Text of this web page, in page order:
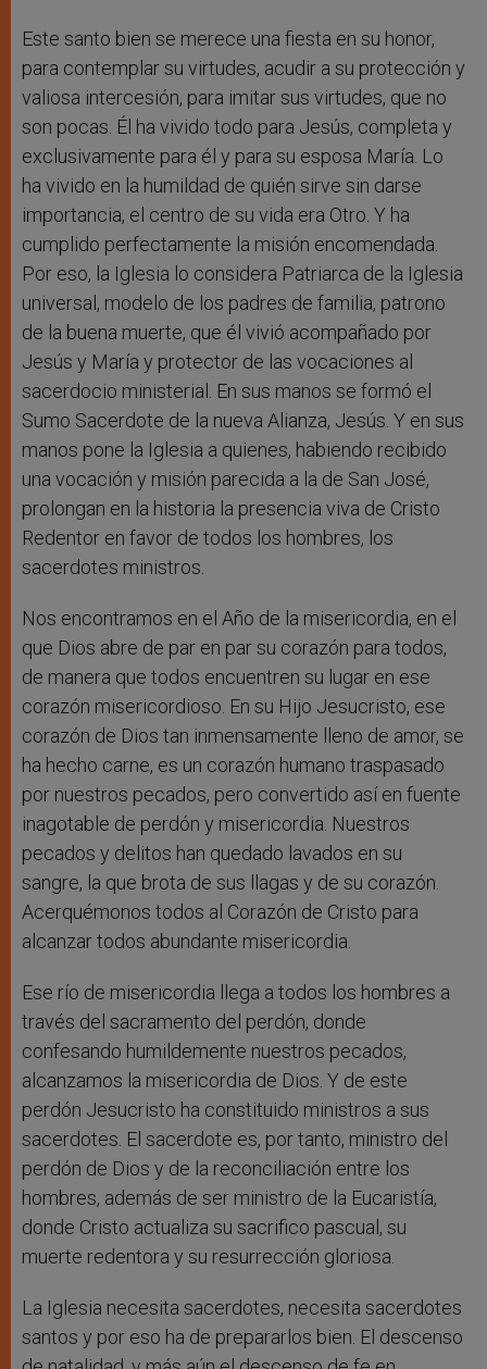
Este santo bien se merece una fiesta en su honor,
para contemplar su virtudes, acudir a su protección y
valiosa intercesión, para imitar sus virtudes, que no
son pocas. Él ha vivido todo para Jesús, completa y
exclusivamente para él y para su esposa María. Lo
ha vivido en la humildad de quién sirve sin darse
importancia, el centro de su vida era Otro. Y ha
cumplido perfectamente la misión encomendada.
Por eso, la Iglesia lo considera Patriarca de la Iglesia
universal, modelo de los padres de familia, patrono
de la buena muerte, que él vivió acompañado por
Jesús y María y protector de las vocaciones al
sacerdocio ministerial. En sus manos se formó el
Sumo Sacerdote de la nueva Alianza, Jesús. Y en sus
manos pone la Iglesia a quienes, habiendo recibido
una vocación y misión parecida a la de San José,
prolongan en la historia la presencia viva de Cristo
Redentor en favor de todos los hombres, los
sacerdotes ministros.
Nos encontramos en el Año de la misericordia, en el
que Dios abre de par en par su corazón para todos,
de manera que todos encuentren su lugar en ese
corazón misericordioso. En su Hijo Jesucristo, ese
corazón de Dios tan inmensamente lleno de amor, se
ha hecho carne, es un corazón humano traspasado
por nuestros pecados, pero convertido así en fuente
inagotable de perdón y misericordia. Nuestros
pecados y delitos han quedado lavados en su
sangre, la que brota de sus llagas y de su corazón.
Acerquémonos todos al Corazón de Cristo para
alcanzar todos abundante misericordia.
Ese río de misericordia llega a todos los hombres a
través del sacramento del perdón, donde
confesando humildemente nuestros pecados,
alcanzamos la misericordia de Dios. Y de este
perdón Jesucristo ha constituido ministros a sus
sacerdotes. El sacerdote es, por tanto, ministro del
perdón de Dios y de la reconciliación entre los
hombres, además de ser ministro de la Eucaristía,
donde Cristo actualiza su sacrifico pascual, su
muerte redentora y su resurrección gloriosa.
La Iglesia necesita sacerdotes, necesita sacerdotes
santos y por eso ha de prepararlos bien. El descenso